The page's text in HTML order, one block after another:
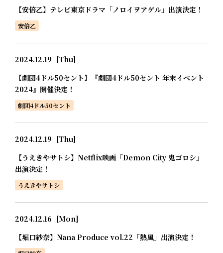
【安倍乙】テレビ東京ドラマ「ノロイヲアゲル」出演決定！
安倍乙
2024.12.19 [Thu]
【劇団4ドル50セント】『劇団4ドル50セント 年末イベント
2024』開催決定！
劇団4ドル50セント
2024.12.19 [Thu]
【うえきやサトシ】Netflix映画「Demon City 鬼ゴロシ」
出演決定！
うえきやサトシ
2024.12.16 [Mon]
【堀口紗奈】Nana Produce vol.22「熱風」出演決定！